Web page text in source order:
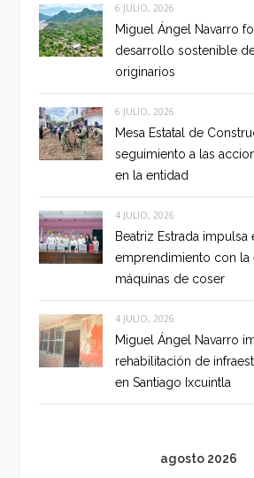
6 JULIO, 2026
Miguel Ángel Navarro
desarrollo sostenible
originarios
6 JULIO, 2026
Mesa Estatal de
seguimiento a las
en la entidad
4 JULIO, 2026
Beatriz Estrada impulsa
emprendimiento con la
máquinas de coser
4 JULIO, 2026
Miguel Ángel Navarro
rehabilitación de
en Santiago Ixcuintla
agosto 2026